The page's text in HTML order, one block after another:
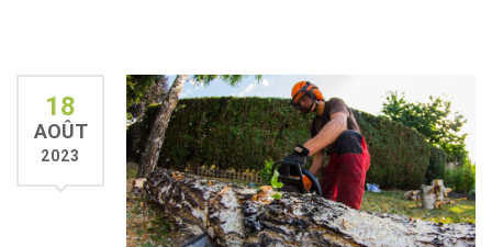
18
AOÛT
2023